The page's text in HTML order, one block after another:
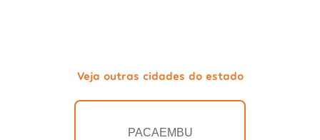
Veja outras cidades do estado
PACAEMBU